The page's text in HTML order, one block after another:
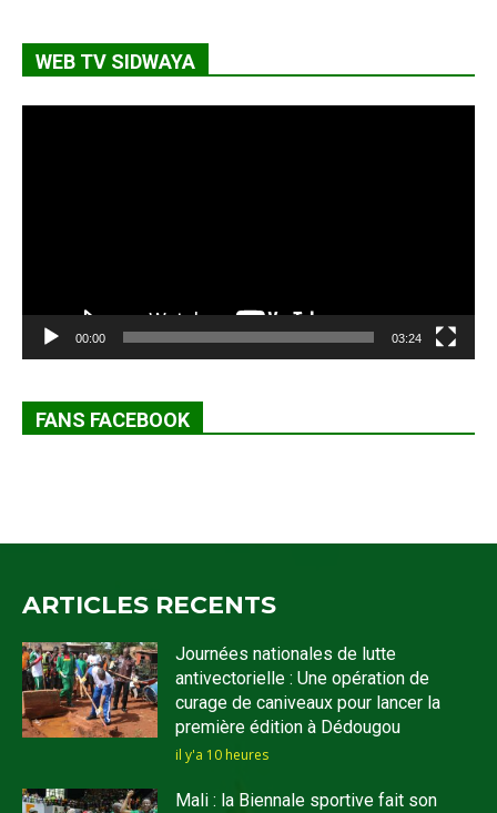
WEB TV SIDWAYA
00:00 03:24
FANS FACEBOOK
ARTICLES RECENTS
Journées nationales de lutte
antivectorielle : Une opération de
curage de caniveaux pour lancer la
première édition à Dédougou
il y'a 10 heures
Mali : la Biennale sportive fait son